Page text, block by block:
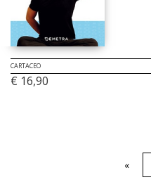
CARTACEO
€ 16,90
«